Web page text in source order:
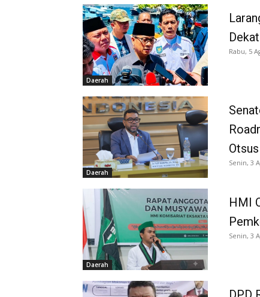
Daerah
Rabu, 5
Daerah
Otsus
Senin, 3
Daerah
HMI
Senin, 3